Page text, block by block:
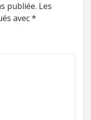
publiée. Les
avec*